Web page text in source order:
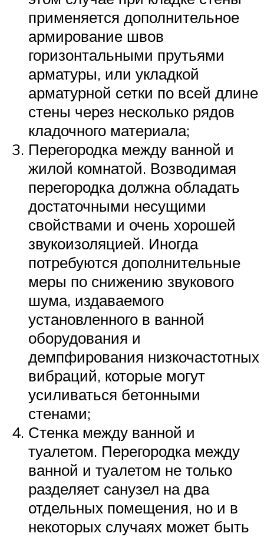
применяется дополнительное
армирование швов
горизонтальными прутьями
арматуры, или укладкой
арматурной сетки по всей длине
стены через несколько рядов
кладочного материала;
Перегородка между ванной и
жилой комнатой. Возводимая
перегородка должна обладать
достаточными несущими
свойствами и очень хорошей
звукоизоляцией. Иногда
потребуются дополнительные
меры по снижению звукового
шума, издаваемого
установленного в ванной
оборудования и
демпфирования низкочастотных
вибраций, которые могут
усиливаться бетонными
стенами;
Стенка между ванной и
туалетом. Перегородка между
ванной и туалетом не только
разделяет санузел на два
отдельных помещения, но и в
некоторых случаях может быть